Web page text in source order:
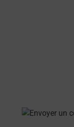
En savoir plus